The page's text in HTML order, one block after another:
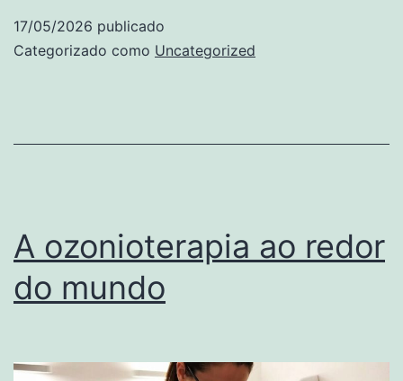
a
17/05/2026 publicado
Categorizado como Uncategorized
A ozonioterapia ao redor
do mundo